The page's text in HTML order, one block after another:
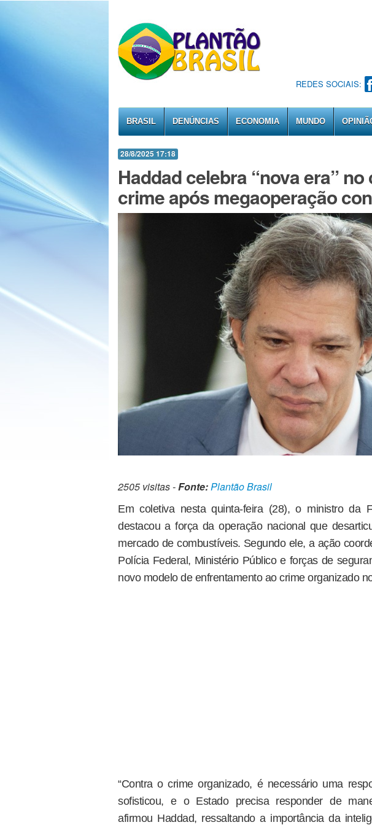
REDES SOCIAIS:
BRASIL DENÚNCIAS ECONOMIA MUNDO
28/8/2025 17:18
Haddad celebra “nova era”
crime após megaoperação
2505 visitas -Fonte:Plantão Brasil
Em coletiva nesta quinta-feira (28), o ministro da
destacou a força da operação nacional que
mercado de combustíveis. Segundo ele, a ação
Polícia Federal, Ministério Público e forças de
novo modelo de enfrentamento ao crime organizado
“Contra o crime organizado, é necessário uma
sofisticou, e o Estado precisa responder de
afirmou Haddad, ressaltando a importância da